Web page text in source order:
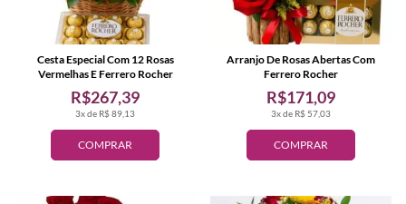
COMPRAR
3x de R$ 89,13
R$267,39
Cesta Especial Com 12 Rosas
Vermelhas E Ferrero Rocher
COMPRAR
3x de R$ 57,03
R$171,09
Arranjo De Rosas Abertas Com
Ferrero Rocher